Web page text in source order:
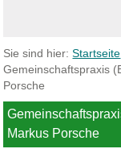
Sie sind hier:Startseite
Gemeinschaftspraxis
Porsche
Markus Porsche